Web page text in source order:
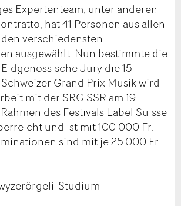
Expertenteam, unter anderen
hat 41 Personen aus allen
verschiedensten
ausgewählt. Nun bestimmte die
Jury die 15
Grand Prix Musik wird
mit der SRG SSR am 19.
des Festivals Label Suisse
und ist mit 100 000 Fr.
sind mit je 25 000 Fr.
Studium